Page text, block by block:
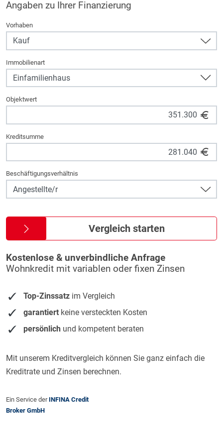
Angaben zu Ihrer Finanzierung
Vorhaben
Immobilienart
Objektwert
Kreditsumme
Beschäftigungsverhältnis
Vergleich starten
Kostenlose & unverbindliche Anfrage
Wohnkredit mit variablen oder fixen Zinsen
Top-Zinssatz im Vergleich
garantiert keine versteckten Kosten
persönlich und kompetent beraten
Mit unserem Kreditvergleich können Sie ganz einfach die
Kreditrate und Zinsen berechnen.
Ein Service der INFINA Credit
Broker GmbH